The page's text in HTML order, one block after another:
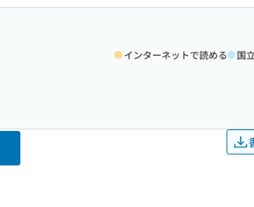
インターネットで読める 国